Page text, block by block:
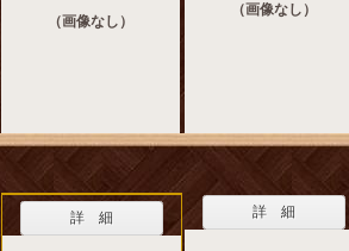
（画像なし）
（画像なし）
詳 細 詳 細